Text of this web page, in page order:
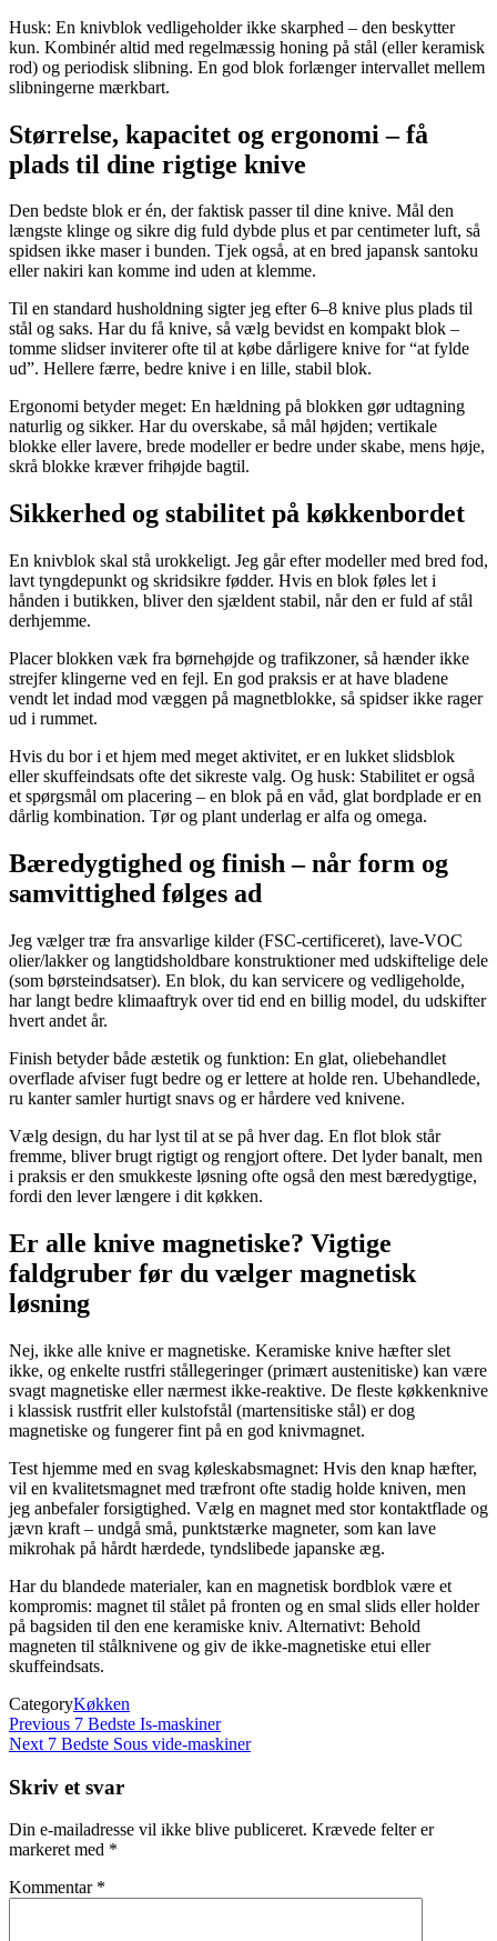
Husk: En knivblok vedligeholder ikke skarphed – den beskytter
kun. Kombinér altid med regelmæssig honing på stål (eller keramisk
rod) og periodisk slibning. En god blok forlænger intervallet mellem
slibningerne mærkbart.
Størrelse, kapacitet og ergonomi – få
plads til dine rigtige knive
Den bedste blok er én, der faktisk passer til dine knive. Mål den
længste klinge og sikre dig fuld dybde plus et par centimeter luft, så
spidsen ikke maser i bunden. Tjek også, at en bred japansk santoku
eller nakiri kan komme ind uden at klemme.
Til en standard husholdning sigter jeg efter 6–8 knive plus plads til
stål og saks. Har du få knive, så vælg bevidst en kompakt blok –
tomme slidser inviterer ofte til at købe dårligere knive for “at fylde
ud”. Hellere færre, bedre knive i en lille, stabil blok.
Ergonomi betyder meget: En hældning på blokken gør udtagning
naturlig og sikker. Har du overskabe, så mål højden; vertikale
blokke eller lavere, brede modeller er bedre under skabe, mens høje,
skrå blokke kræver frihøjde bagtil.
Sikkerhed og stabilitet på køkkenbordet
En knivblok skal stå urokkeligt. Jeg går efter modeller med bred fod,
lavt tyngdepunkt og skridsikre fødder. Hvis en blok føles let i
hånden i butikken, bliver den sjældent stabil, når den er fuld af stål
derhjemme.
Placer blokken væk fra børnehøjde og trafikzoner, så hænder ikke
strejfer klingerne ved en fejl. En god praksis er at have bladene
vendt let indad mod væggen på magnetblokke, så spidser ikke rager
ud i rummet.
Hvis du bor i et hjem med meget aktivitet, er en lukket slidsblok
eller skuffeindsats ofte det sikreste valg. Og husk: Stabilitet er også
et spørgsmål om placering – en blok på en våd, glat bordplade er en
dårlig kombination. Tør og plant underlag er alfa og omega.
Bæredygtighed og finish – når form og
samvittighed følges ad
Jeg vælger træ fra ansvarlige kilder (FSC-certificeret), lave-VOC
olier/lakker og langtidsholdbare konstruktioner med udskiftelige dele
(som børsteindsatser). En blok, du kan servicere og vedligeholde,
har langt bedre klimaaftryk over tid end en billig model, du udskifter
hvert andet år.
Finish betyder både æstetik og funktion: En glat, oliebehandlet
overflade afviser fugt bedre og er lettere at holde ren. Ubehandlede,
ru kanter samler hurtigt snavs og er hårdere ved knivene.
Vælg design, du har lyst til at se på hver dag. En flot blok står
fremme, bliver brugt rigtigt og rengjort oftere. Det lyder banalt, men
i praksis er den smukkeste løsning ofte også den mest bæredygtige,
fordi den lever længere i dit køkken.
Er alle knive magnetiske? Vigtige
faldgruber før du vælger magnetisk
løsning
Nej, ikke alle knive er magnetiske. Keramiske knive hæfter slet
ikke, og enkelte rustfri stållegeringer (primært austenitiske) kan være
svagt magnetiske eller nærmest ikke-reaktive. De fleste køkkenknive
i klassisk rustfrit eller kulstofstål (martensitiske stål) er dog
magnetiske og fungerer fint på en god knivmagnet.
Test hjemme med en svag køleskabsmagnet: Hvis den knap hæfter,
vil en kvalitetsmagnet med træfront ofte stadig holde kniven, men
jeg anbefaler forsigtighed. Vælg en magnet med stor kontaktflade og
jævn kraft – undgå små, punktstærke magneter, som kan lave
mikrohak på hårdt hærdede, tyndslibede japanske æg.
Har du blandede materialer, kan en magnetisk bordblok være et
kompromis: magnet til stålet på fronten og en smal slids eller holder
på bagsiden til den ene keramiske kniv. Alternativt: Behold
magneten til stålknivene og giv de ikke-magnetiske etui eller
skuffeindsats.
CategoryKøkken
Indlægsnavigation
Previous
Post
Previous 7 Bedste Is-maskiner
Next
Next 7 Bedste Sous vide-maskiner
Skriv et svar
Din e-mailadresse vil ikke blive publiceret. Krævede felter er
markeret med *
Kommentar *